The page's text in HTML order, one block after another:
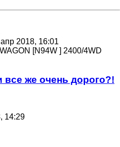
2018, 16:01
[N94W ] 2400/4WD
все же очень дорого?!
14:29